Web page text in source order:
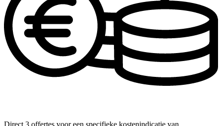
Direct 3 offertes voor een specifieke kostenindicatie van